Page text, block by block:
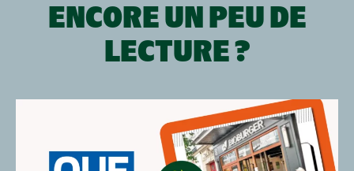
ENCORE UN PEU DE
LECTURE ?